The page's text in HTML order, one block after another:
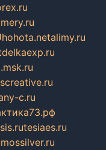
hohota.netalimy.ru
c.ru
tesiaes.ru
mossilver.ru